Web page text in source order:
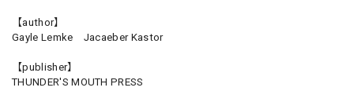
【author】
Gayle Lemke Jacaeber Kastor
【publisher】
THUNDER'S MOUTH PRESS